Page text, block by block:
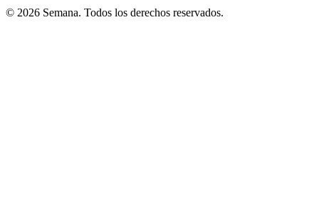
© 2026 Semana. Todos los derechos reservados.